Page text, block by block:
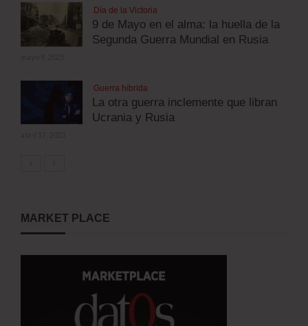
Día de la Victoria
9 de Mayo en el alma: la huella de la
Segunda Guerra Mundial en Rusia
Guerra híbrida
La otra guerra inclemente que libran
Ucrania y Rusia
MARKET PLACE